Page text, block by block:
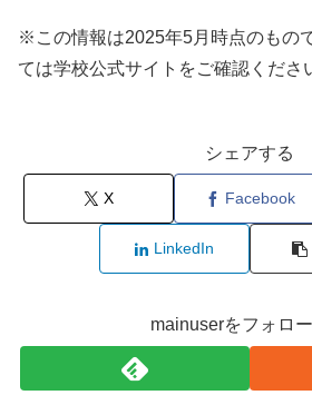
※この情報は2025年5月時点のもの
ては学校公式サイトをご確認くださ
シェアする
X Facebook
LinkedIn
mainuserをフォロ